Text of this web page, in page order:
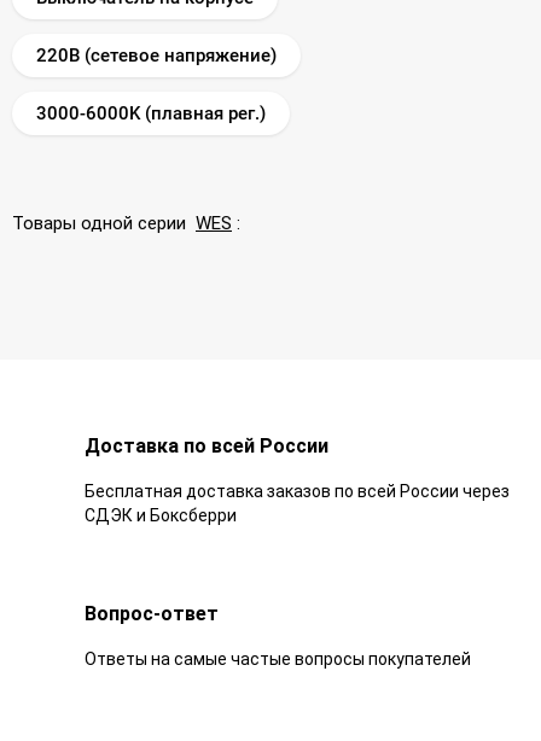
220В (сетевое напряжение)
3000-6000K (плавная рег.)
Товары одной серии WES :
Доставка по всей России
Бесплатная доставка заказов по всей России через
СДЭК и Боксберри
Вопрос-ответ
Ответы на самые частые вопросы покупателей